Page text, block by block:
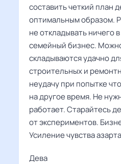
составить четкий план
оптимальным образом.
не откладывать ничего
семейный бизнес.
складываются удачно
строительных и
неудачу при попытке
на другое время. Не
работает. Старайтесь
от экспериментов.
Усиление чувства
Дева ‌‌